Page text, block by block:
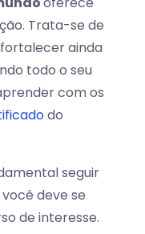
Trata-se de
ainda
todo o seu
com os
do
seguir
deve se
de interesse.